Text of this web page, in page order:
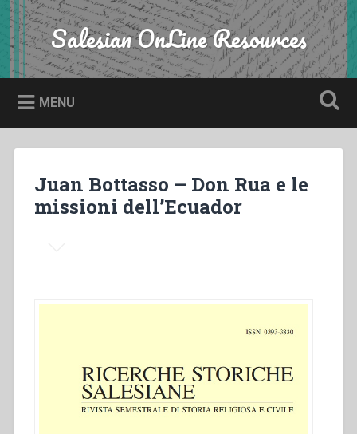
Skip
to
content
Search Salesian OnLine Resources
MENU
Juan Bottasso – Don Rua e le
missioni dell’Ecuador